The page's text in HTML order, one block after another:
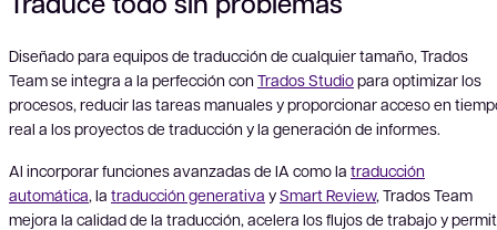
Diseñado para equipos de traducción de cualquier tamaño, Trados
Team se integra a la perfección con Trados Studiopara optimizar los
procesos, reducir las tareas manuales y proporcionar acceso en
real a los proyectos de traducción y la generación de informes.
Al incorporar funciones avanzadas de IA como la traducción
automática, la traducción generativa ySmart Review, Trados Team
mejora la calidad de la traducción, acelera los flujos de trabajo y